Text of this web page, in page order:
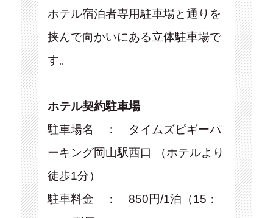
ホテル宿泊者専用駐車場と通りを
挟んで向かいにある立体駐車場で
す。
ホテル契約駐車場
駐車場名 ： タイムズピギーパ
ーキング岡山駅西口 （ホテルより
徒歩1分）
駐車料金 ： 850円/1泊（15：